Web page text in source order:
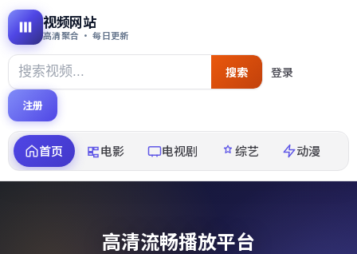
视频网站
高清聚合 · 每日更新
首页 电影 电视剧 综艺 动漫
搜索 登录
注册
高清流畅播放平台